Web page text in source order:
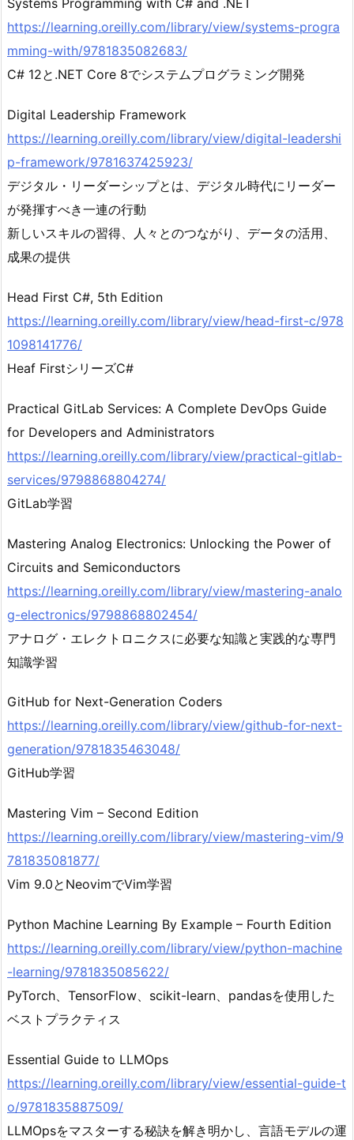
Systems Programming with C# and .NET
https://learning.oreilly.com/library/view/systems-progra
mming-with/9781835082683/
C# 12と.NET Core 8でシステムプログラミング開発
Digital Leadership Framework
https://learning.oreilly.com/library/view/digital-leadershi
p-framework/9781637425923/
デジタル・リーダーシップとは、デジタル時代にリーダー
が発揮すべき一連の行動
新しいスキルの習得、人々とのつながり、データの活用、
成果の提供
Head First C#, 5th Edition
https://learning.oreilly.com/library/view/head-first-c/978
1098141776/
Heaf FirstシリーズC#
Practical GitLab Services: A Complete DevOps Guide
for Developers and Administrators
https://learning.oreilly.com/library/view/practical-gitlab-
services/9798868804274/
GitLab学習
Mastering Analog Electronics: Unlocking the Power of
Circuits and Semiconductors
https://learning.oreilly.com/library/view/mastering-analo
g-electronics/9798868802454/
アナログ・エレクトロニクスに必要な知識と実践的な専門
知識学習
GitHub for Next-Generation Coders
https://learning.oreilly.com/library/view/github-for-next-
generation/9781835463048/
GitHub学習
Mastering Vim – Second Edition
https://learning.oreilly.com/library/view/mastering-vim/9
781835081877/
Vim 9.0とNeovimでVim学習
Python Machine Learning By Example – Fourth Edition
https://learning.oreilly.com/library/view/python-machine
-learning/9781835085622/
PyTorch、TensorFlow、scikit-learn、pandasを使用した
ベストプラクティス
Essential Guide to LLMOps
https://learning.oreilly.com/library/view/essential-guide-t
o/9781835887509/
LLMOpsをマスターする秘訣を解き明かし、言語モデルの運